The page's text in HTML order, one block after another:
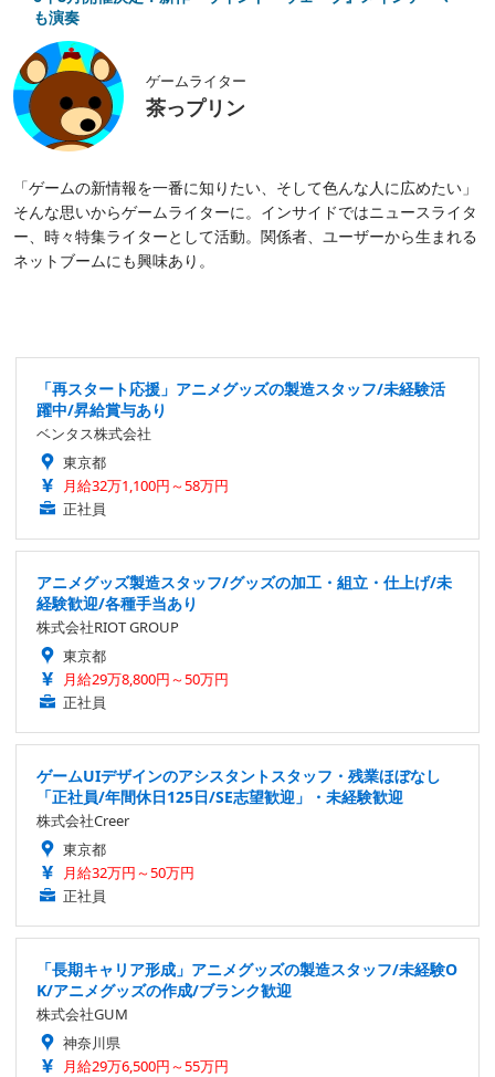
も演奏
ゲームライター
茶っプリン
「ゲームの新情報を一番に知りたい、そして色んな人に広めたい」
そんな思いからゲームライターに。インサイドではニュースライタ
ー、時々特集ライターとして活動。関係者、ユーザーから生まれる
ネットブームにも興味あり。
「再スタート応援」アニメグッズの製造スタッフ/未経験活
躍中/昇給賞与あり
ベンタス株式会社
東京都
月給32万1,100円～58万円
正社員
アニメグッズ製造スタッフ/グッズの加工・組立・仕上げ/未
経験歓迎/各種手当あり
株式会社RIOT GROUP
東京都
月給29万8,800円～50万円
正社員
ゲームUIデザインのアシスタントスタッフ・残業ほぼなし
「正社員/年間休日125日/SE志望歓迎」・未経験歓迎
株式会社Creer
東京都
月給32万円～50万円
正社員
「長期キャリア形成」アニメグッズの製造スタッフ/未経験O
K/アニメグッズの作成/ブランク歓迎
株式会社GUM
神奈川県
月給29万6,500円～55万円